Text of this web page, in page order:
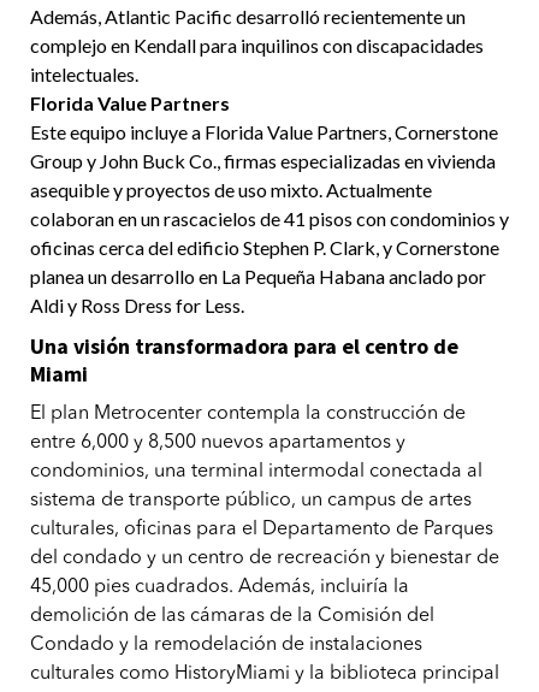
Además, Atlantic Pacific desarrolló recientemente un
complejo en Kendall para inquilinos con discapacidades
intelectuales.
Florida Value Partners
Este equipo incluye a Florida Value Partners, Cornerstone
Group y John Buck Co., firmas especializadas en vivienda
asequible y proyectos de uso mixto. Actualmente
colaboran en un rascacielos de 41 pisos con condominios y
oficinas cerca del edificio Stephen P. Clark, y Cornerstone
planea un desarrollo en La Pequeña Habana anclado por
Aldi y Ross Dress for Less.
Una visión transformadora para el centro de
Miami
El plan Metrocenter contempla la construcción de
entre 6,000 y 8,500 nuevos apartamentos y
condominios, una terminal intermodal conectada al
sistema de transporte público, un campus de artes
culturales, oficinas para el Departamento de Parques
del condado y un centro de recreación y bienestar de
45,000 pies cuadrados. Además, incluiría la
demolición de las cámaras de la Comisión del
Condado y la remodelación de instalaciones
culturales como HistoryMiami y la biblioteca principal